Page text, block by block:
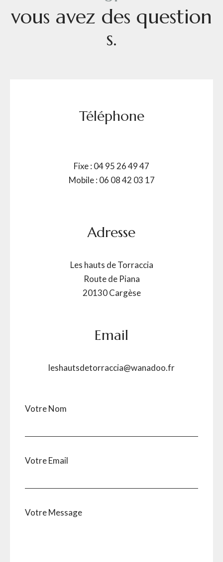
vous avez des question
s.
Téléphone
Fixe : 04 95 26 49 47
Mobile : 06 08 42 03 17
Adresse
Les hauts de Torraccia
Route de Piana
20130 Cargèse
Email
leshautsdetorraccia@wanadoo.fr
Votre Nom
Votre Email
Votre Message